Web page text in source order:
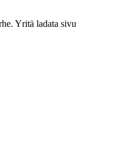
Yritä ladata sivu